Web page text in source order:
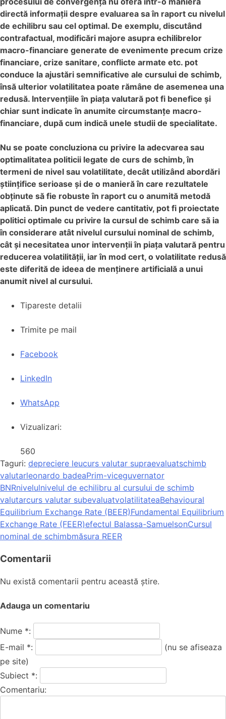
directă informații despre evaluarea sa în raport cu nivelul
de echilibru sau cel optimal. De exemplu, discutând
contrafactual, modificări majore asupra echilibrelor
macro-financiare generate de evenimente precum crize
financiare, crize sanitare, conflicte armate etc. pot
conduce la ajustări semnificative ale cursului de schimb,
însă ulterior volatilitatea poate rămâne de asemenea una
redusă. Intervențiile în piața valutară pot fi benefice și
chiar sunt indicate în anumite circumstanțe macro-
financiare, după cum indică unele studii de specialitate.
Nu se poate concluziona cu privire la adecvarea sau
optimalitatea politicii legate de curs de schimb, în
termeni de nivel sau volatilitate, decât utilizând abordări
științifice serioase și de o manieră în care rezultatele
obținute să fie robuste în raport cu o anumită metodă
aplicată. Din punct de vedere cantitativ, pot fi proiectate
politici optimale cu privire la cursul de schimb care să ia
în considerare atât nivelul cursului nominal de schimb,
cât și necesitatea unor intervenții în piața valutară pentru
reducerea volatilității, iar în mod cert, o volatilitate redusă
este diferită de ideea de menținere artificială a unui
anumit nivel al cursului.
Tipareste detalii
Trimite pe mail
Facebook
LinkedIn
WhatsApp
Vizualizari:
560
Taguri: depreciere leucurs valutar supraevaluatschimb
valutarleonardo badeaPrim-viceguvernator
BNRnivelulnivelul de echilibru al cursului de schimb
valutarcurs valutar subevaluatvolatilitateaBehavioural
Equilibrium Exchange Rate (BEER)Fundamental Equilibrium
Exchange Rate (FEER)efectul Balassa-SamuelsonCursul
nominal de schimbmăsura REER
Comentarii
Nu există comentarii pentru această știre.
Adauga un comentariu
Nume *:
E-mail *:
(nu se afiseaza
pe site)
Subiect *:
Comentariu: